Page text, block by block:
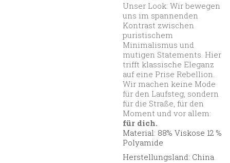
Unser Look: Wir bewegen
uns im spannenden
Kontrast zwischen
puristischem
Minimalismus und
mutigen Statements. Hier
trifft klassische Eleganz
auf eine Prise Rebellion.
Wir machen keine Mode
für den Laufsteg, sondern
für die Straße, für den
Moment und vor allem:
für dich.
Material: 88% Viskose 12 %
Polyamide
Herstellungsland: China